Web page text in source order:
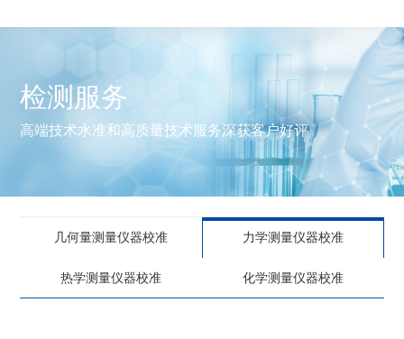
检测服务
高端技术水准和高质量技术服务深获客户好评
几何量测量仪器校准 力学测量仪器校准
热学测量仪器校准 化学测量仪器校准